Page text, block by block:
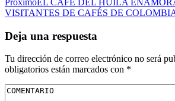
VISITANTES DE CAFÉS DE
Deja una respuesta
Tu dirección de correo electrónico no será
obligatorios están marcados con *